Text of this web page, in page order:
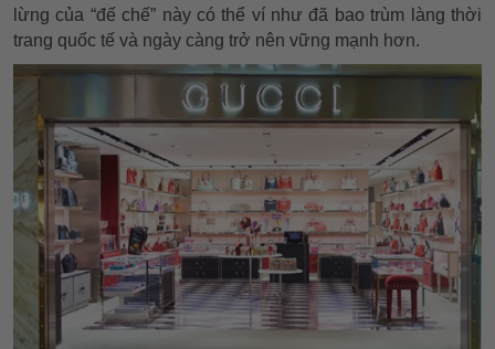
lừng của “đế chế” này có thể ví như đã bao trùm làng thời
trang quốc tế và ngày càng trở nên vững mạnh hơn.